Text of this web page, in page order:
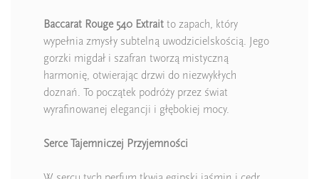
Baccarat Rouge 540 Extrait to zapach, który
wypełnia zmysły subtelną uwodzicielskością. Jego
gorzki migdał i szafran tworzą mistyczną
harmonię, otwierając drzwi do niezwykłych
doznań. To początek podróży przez świat
wyrafinowanej elegancji i głębokiej mocy.
Serce Tajemniczej Przyjemności